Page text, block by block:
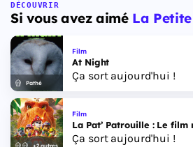
DÉCOUVRIR
Si vous avez aimé La
Pathé
Film
At Night
Ça sort aujourd'hui !
Film
La Pat’ Patrouille : Le film
Ça sort aujourd'hui !